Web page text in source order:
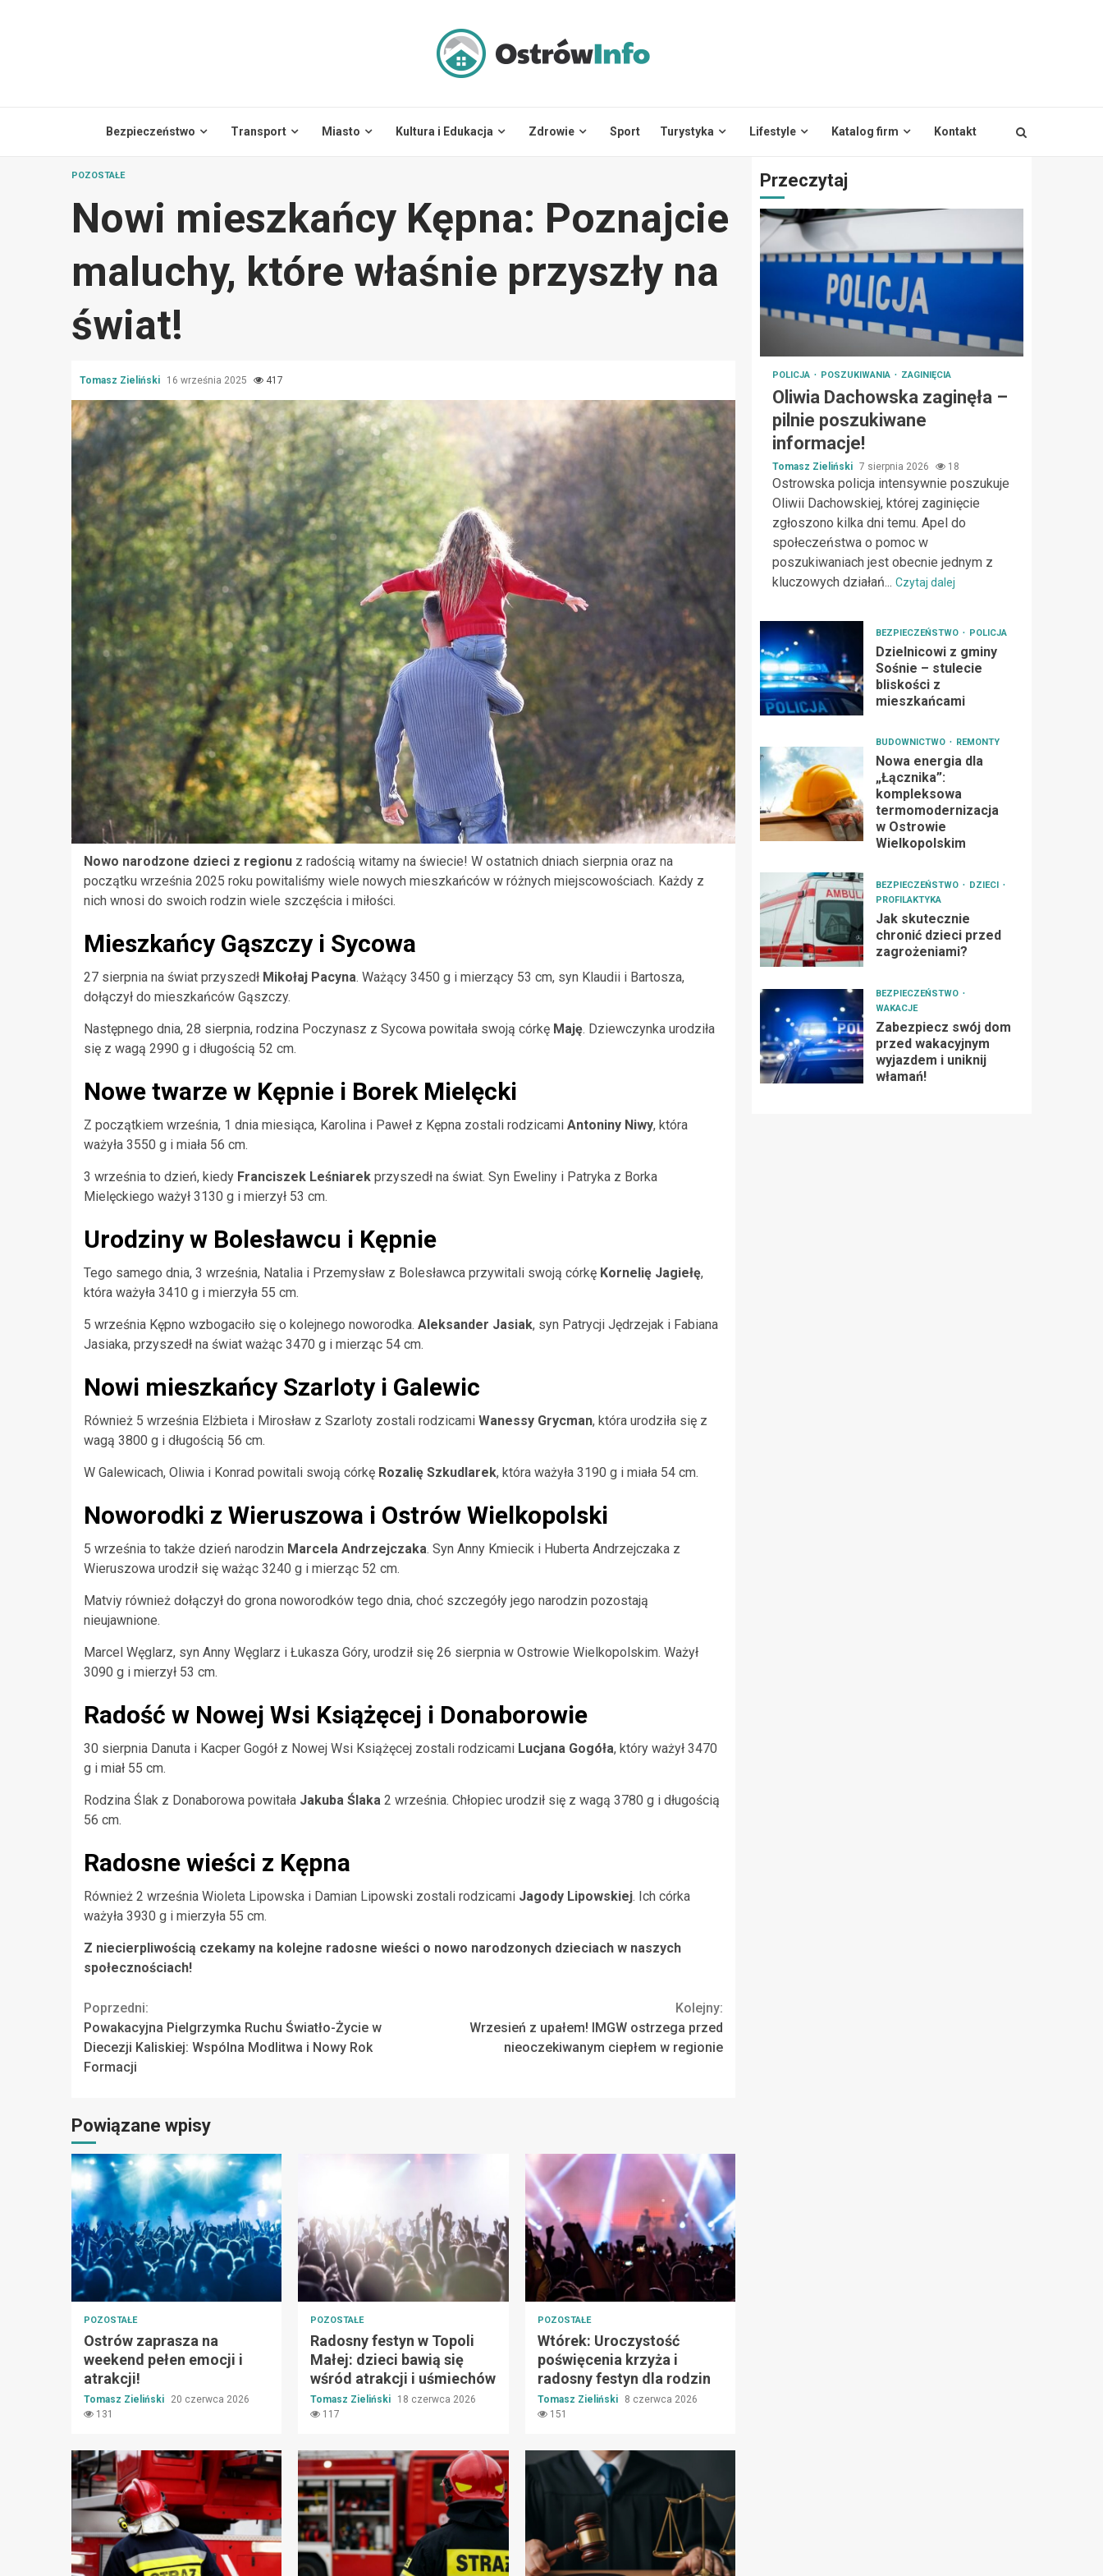
Bezpieczeństwo Transport Miasto Kultura i Edukacja Zdrowie Sport Turystyka Lifestyle Katalog firm Kontakt
POZOSTAŁE
Nowi mieszkańcy Kępna: Poznajcie
maluchy, które właśnie przyszły na
świat!
Tomasz Zieliński 16 września 2025 417
Nowo narodzone dzieci z regionu z radością witamy na świecie! W ostatnich dniach sierpnia oraz na
początku września 2025 roku powitaliśmy wiele nowych mieszkańców w różnych miejscowościach. Każdy z
nich wnosi do swoich rodzin wiele szczęścia i miłości.
Mieszkańcy Gąszczy i Sycowa
27 sierpnia na świat przyszedł Mikołaj Pacyna. Ważący 3450 g i mierzący 53 cm, syn Klaudii i Bartosza,
dołączył do mieszkańców Gąszczy.
Następnego dnia, 28 sierpnia, rodzina Poczynasz z Sycowa powitała swoją córkę Maję. Dziewczynka urodziła
się z wagą 2990 g i długością 52 cm.
Nowe twarze w Kępnie i Borek Mielęcki
Z początkiem września, 1 dnia miesiąca, Karolina i Paweł z Kępna zostali rodzicami Antoniny Niwy, która
ważyła 3550 g i miała 56 cm.
3 września to dzień, kiedy Franciszek Leśniarek przyszedł na świat. Syn Eweliny i Patryka z Borka
Mielęckiego ważył 3130 g i mierzył 53 cm.
Urodziny w Bolesławcu i Kępnie
Tego samego dnia, 3 września, Natalia i Przemysław z Bolesławca przywitali swoją córkę Kornelię Jagiełę,
która ważyła 3410 g i mierzyła 55 cm.
5 września Kępno wzbogaciło się o kolejnego noworodka. Aleksander Jasiak, syn Patrycji Jędrzejak i Fabiana
Jasiaka, przyszedł na świat ważąc 3470 g i mierząc 54 cm.
Nowi mieszkańcy Szarloty i Galewic
Również 5 września Elżbieta i Mirosław z Szarloty zostali rodzicami Wanessy Grycman, która urodziła się z
wagą 3800 g i długością 56 cm.
W Galewicach, Oliwia i Konrad powitali swoją córkę Rozalię Szkudlarek, która ważyła 3190 g i miała 54 cm.
Noworodki z Wieruszowa i Ostrów Wielkopolski
5 września to także dzień narodzin Marcela Andrzejczaka. Syn Anny Kmiecik i Huberta Andrzejczaka z
Wieruszowa urodził się ważąc 3240 g i mierząc 52 cm.
Matviy również dołączył do grona noworodków tego dnia, choć szczegóły jego narodzin pozostają
nieujawnione.
Marcel Węglarz, syn Anny Węglarz i Łukasza Góry, urodził się 26 sierpnia w Ostrowie Wielkopolskim. Ważył
3090 g i mierzył 53 cm.
Radość w Nowej Wsi Książęcej i Donaborowie
30 sierpnia Danuta i Kacper Gogół z Nowej Wsi Książęcej zostali rodzicami Lucjana Gogóła, który ważył 3470
g i miał 55 cm.
Rodzina Ślak z Donaborowa powitała Jakuba Ślaka 2 września. Chłopiec urodził się z wagą 3780 g i długością
56 cm.
Radosne wieści z Kępna
Również 2 września Wioleta Lipowska i Damian Lipowski zostali rodzicami Jagody Lipowskiej. Ich córka
ważyła 3930 g i mierzyła 55 cm.
Z niecierpliwością czekamy na kolejne radosne wieści o nowo narodzonych dzieciach w naszych
społecznościach!
Continue
Reading
Poprzedni:
Powakacyjna Pielgrzymka Ruchu Światło-Życie w
Diecezji Kaliskiej: Wspólna Modlitwa i Nowy Rok
Formacji
Kolejny:
Wrzesień z upałem! IMGW ostrzega przed
nieoczekiwanym ciepłem w regionie
Powiązane wpisy
POZOSTAŁE
Ostrów zaprasza na
weekend pełen emocji i
atrakcji!
Tomasz Zieliński
20 czerwca 2026
131
POZOSTAŁE
Radosny festyn w Topoli
Małej: dzieci bawią się
wśród atrakcji i uśmiechów
Tomasz Zieliński
18 czerwca 2026
117
POZOSTAŁE
Wtórek: Uroczystość
poświęcenia krzyża i
radosny festyn dla rodzin
Tomasz Zieliński
8 czerwca 2026
151
Przeczytaj
POLICJA POSZUKIWANIA ZAGINIĘCIA
Oliwia Dachowska zaginęła –
pilnie poszukiwane
informacje!
Tomasz Zieliński 7 sierpnia 2026 18
Ostrowska policja intensywnie poszukuje
Oliwii Dachowskiej, której zaginięcie
zgłoszono kilka dni temu. Apel do
społeczeństwa o pomoc w
poszukiwaniach jest obecnie jednym z
kluczowych działań... Czytaj dalej
BEZPIECZEŃSTWO POLICJA
Dzielnicowi z gminy
Sośnie – stulecie
bliskości z
mieszkańcami
BUDOWNICTWO REMONTY
Nowa energia dla
„Łącznika”:
kompleksowa
termomodernizacja
w Ostrowie
Wielkopolskim
BEZPIECZEŃSTWO
DZIECI
PROFILAKTYKA
Jak skutecznie
chronić dzieci przed
zagrożeniami?
BEZPIECZEŃSTWO
WAKACJE
Zabezpiecz swój dom
przed wakacyjnym
wyjazdem i uniknij
włamań!